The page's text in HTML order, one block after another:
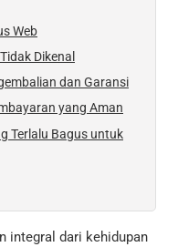
Web
Dikenal
dan Garansi
yang Aman
Terlalu Bagus untuk
integral dari kehidupan